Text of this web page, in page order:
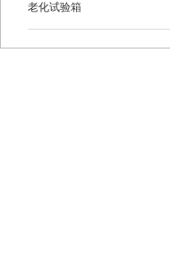
老化试验箱